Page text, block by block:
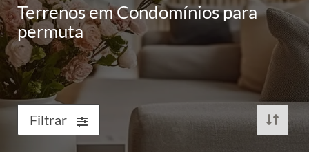
Terrenos em Condomínios para
permuta
Filtrar